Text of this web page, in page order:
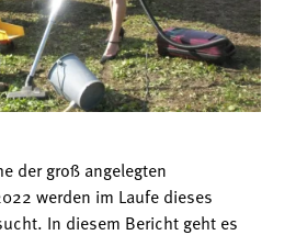
der groß angelegten
werden im Laufe dieses
In diesem Bericht geht es